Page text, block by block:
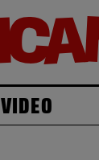
VIDEO